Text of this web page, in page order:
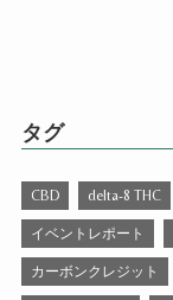
タグ
CBD delta-8 THC
イベントレポート
カーボンクレジット